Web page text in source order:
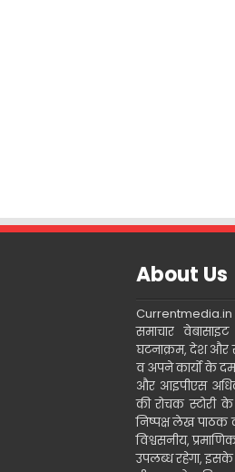
About Us
Currentmedia.in
समाचार
घटनाक्रम, देश और
व अपने कार्यो के
और आइपीएस
की रोचक स्टोरी
निष्पक्ष लेख पाठक
विश्वसनीय,
उपलब्ध रहेगा,